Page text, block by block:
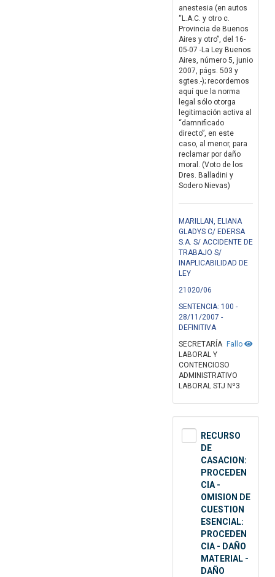
anestesia (en autos
“L.A.C. y otro c.
Provincia de Buenos
Aires y otro”, del 16-
05-07 -La Ley Buenos
Aires, número 5, junio
2007, págs. 503 y
sgtes.-); recordemos
aquí que la norma
legal sólo otorga
legitimación activa al
“damnificado
directo”, en este
caso, al menor, para
reclamar por daño
moral. (Voto de los
Dres. Balladini y
Sodero Nievas)
MARILLAN, ELIANA
GLADYS C/ EDERSA
S.A. S/ ACCIDENTE DE
TRABAJO S/
INAPLICABILIDAD DE
LEY
21020/06
SENTENCIA: 100 -
28/11/2007 -
DEFINITIVA
Fallo
SECRETARÍA
LABORAL Y
CONTENCIOSO
ADMINISTRATIVO
LABORAL STJ Nº3
RECURSO
DE
CASACION:
PROCEDEN
CIA -
OMISION DE
CUESTION
ESENCIAL:
PROCEDEN
CIA - DAÑO
MATERIAL -
DAÑO